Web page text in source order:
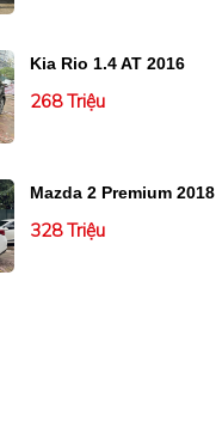
Kia Rio 1.4 AT 2016
268 Triệu
Mazda 2 Premium 2018
328 Triệu